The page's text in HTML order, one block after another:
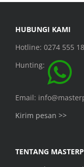
HUBUNGI KAMI
Hotline: 0274 555
Hunting:
Email:
Kirim pesan >>
TENTANG